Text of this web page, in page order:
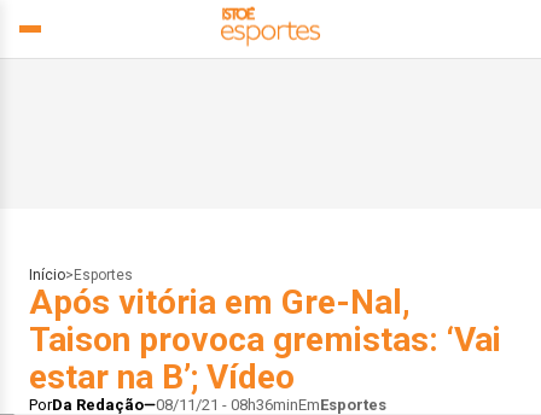
Início> Esportes
Após vitória em Gre-Nal,
Taison provoca gremistas: ‘Vai
estar na B’; Vídeo
PorDa Redação 08/11/21 - 08h36minEmEsportes